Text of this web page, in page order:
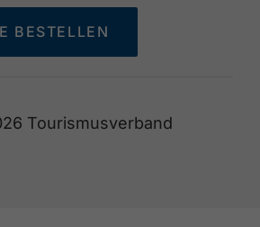
BESTELLEN
Tourismusverband